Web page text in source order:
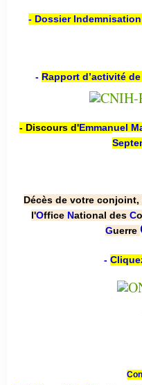
- Dossier
- Rapport d’activité
- Discours d'Emmanuel
Décès de votre
l'Office National des C
Guerre
-